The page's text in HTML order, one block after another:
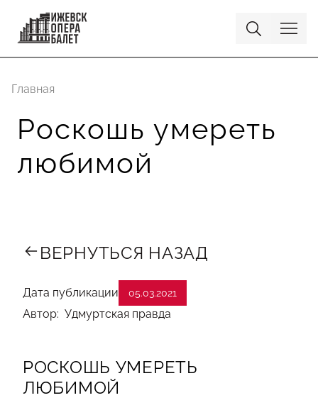
Главная
Роскошь умереть
любимой
ВЕРНУТЬСЯ НАЗАД
Дата публикации 05.03.2021
Автор: Удмуртская правда
РОСКОШЬ УМЕРЕТЬ
ЛЮБИМОЙ